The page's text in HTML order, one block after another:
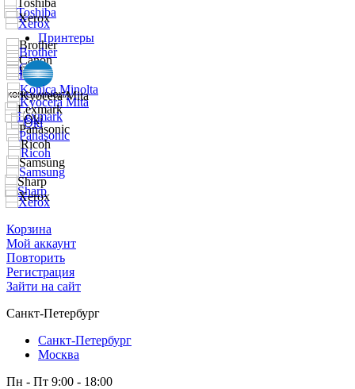
Принтеры
Корзина
Мой аккаунт
Повторить
Регистрация
Зайти на сайт
Санкт-Петербург
Санкт-Петербург
Москва
Пн - Пт 9:00 - 18:00